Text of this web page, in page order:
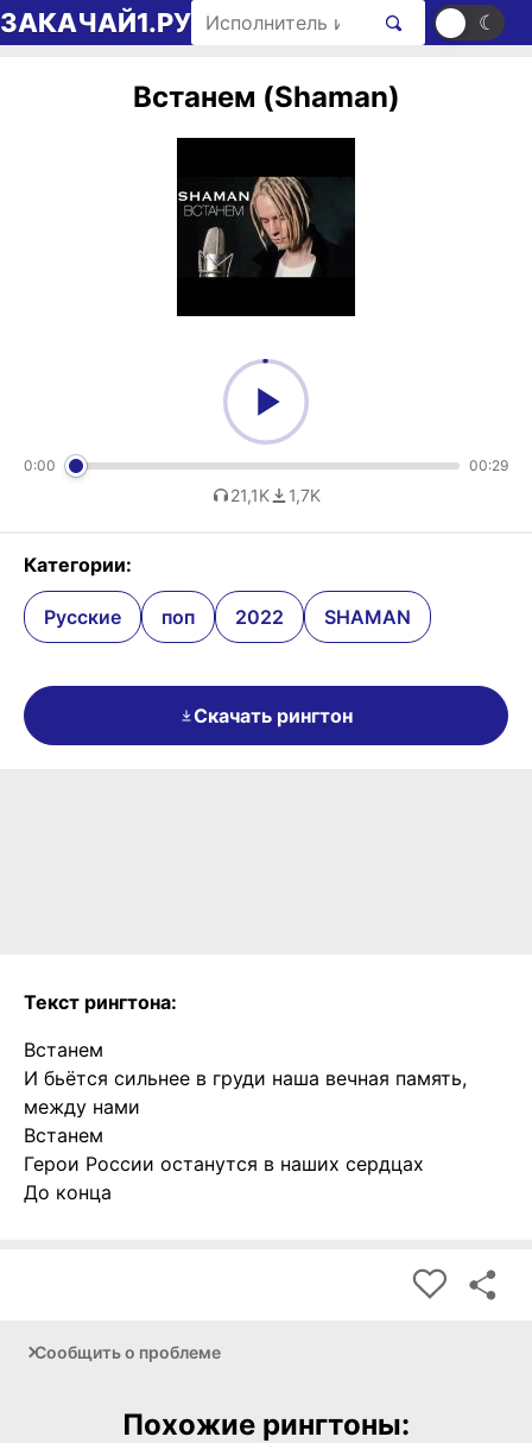
Перейти к содержимому
ЗАКАЧАЙ1.РУ Поиск рингтонов ☀ ☾
Встанем (Shaman)
0:00 00:29
21,1K 1,7K
Категории:
Русские поп 2022 SHAMAN
Скачать рингтон
Текст рингтона:
Встанем
И бьётся сильнее в груди наша вечная память,
между нами
Встанем
Герои России останутся в наших сердцах
До конца
Сообщить о проблеме
Похожие рингтоны: